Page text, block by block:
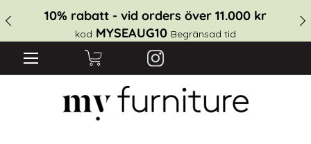
10% rabatt - vid orders över 11.000 kr
kod MYSEAUG10 Begränsad tid